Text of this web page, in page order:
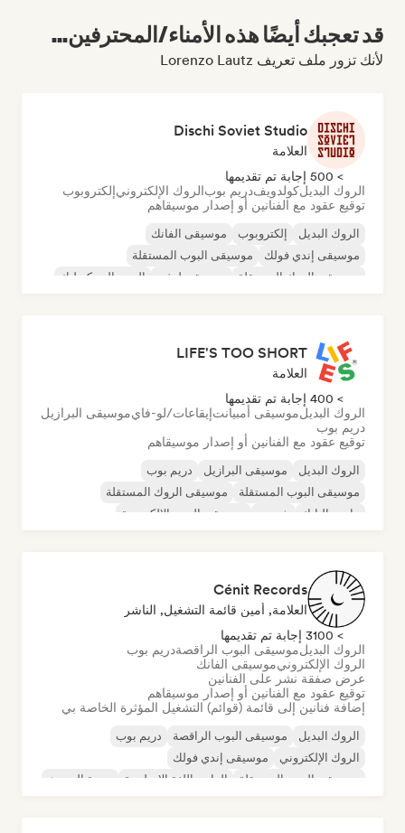
قد تعجبك أيضًا هذه الأمناء/المحترفين...
لأنك تزور ملف تعريف Lorenzo Lautz
Dischi Soviet Studio
العلامة
> 500 إجابة تم تقديمها
الروك البديلكولدويفدريم بوبالروك الإلكترونيإلكتروبوب
توقيع عقود مع الفنانين أو إصدار موسيقاهم
الروك البديل إلكتروبوب
موسيقى الفانك
موسيقى إندي فولك
موسيقى البوب المستقلة
موسيقى الروك المستقلة
موسيقى لوفي البوب السيكديليك
LIFE'S TOO SHORT
العلامة
> 400 إجابة تم تقديمها
الروك البديلموسيقى أمبيانتإيقاعات/لو-فايموسيقى البرازيل
دريم بوب
توقيع عقود مع الفنانين أو إصدار موسيقاهم
الروك البديل موسيقى البرازيل
دريم بوب
موسيقى البوب المستقلة
موسيقى الروك المستقلة
ما بعد البانك
شوجيز موسيقى البوب الإلكترونية
Cénit Records
العلامة, أمين قائمة التشغيل, الناشر
> 3100 إجابة تم تقديمها
الروك البديلموسيقى البوب الراقصةدريم بوب
الروك الإلكترونيموسيقى الفانك
عرض صفقة نشر على الفنانين
توقيع عقود مع الفنانين أو إصدار موسيقاهم
إضافة فنانين إلى قائمة (قوائم) التشغيل المؤثرة الخاصة بي
الروك البديل موسيقى البوب الراقصة
دريم بوب
الروك الإلكتروني
موسيقى إندي فولك
موسيقى البوب المستقلة
الراب باللغة الإنجليزية موجة السينث